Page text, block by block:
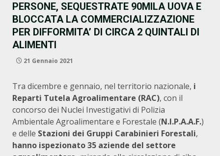
PERSONE, SEQUESTRATE 90MILA UOVA E
BLOCCATA LA COMMERCIALIZZAZIONE
PER DIFFORMITA’ DI CIRCA 2 QUINTALI DI
ALIMENTI
21 Gennaio 2021
Tra dicembre e gennaio, nel territorio nazionale, i
Reparti Tutela Agroalimentare (RAC), con il
concorso dei Nuclei Investigativi di Polizia
Ambientale Agroalimentare e Forestale (N.I.P.A.A.F.)
e delle Stazioni dei Gruppi Carabinieri Forestali,
hanno ispezionato 35 aziende del settore